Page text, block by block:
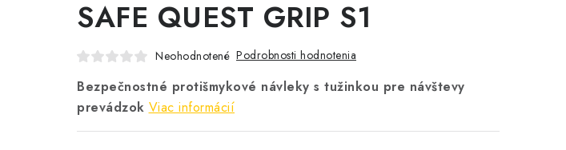
SAFE QUEST GRIP S1
Neohodnotené Podrobnosti hodnotenia
Bezpečnostné protišmykové návleky s tužinkou pre návštevy
prevádzok Viac informácií